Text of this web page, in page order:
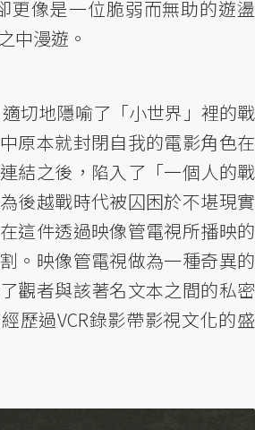
更像是一位脆弱而無助的遊盪
中漫遊。
切地隱喻了「小世界」裡的戰
原本就封閉自我的電影角色在
結之後，陷入了「一個人的戰
後越戰時代被囚困於不堪現實
這件透過映像管電視所播映的
。映像管電視做為一種奇異的
觀者與該著名文本之間的私密
歷過VCR錄影帶影視文化的盛